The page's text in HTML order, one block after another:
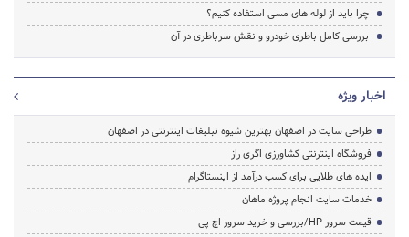
چرا باید از لوله های مسی استفاده کنیم؟
بررسی کامل باطری خودرو و نقش سرباطری در آن
اخبار ویژه
طراحی سایت در اصفهان بهترین شیوه تبلیغات اینترنتی در اصفهان
فروشگاه اینترنتی کشاورزی اگری راز
ایده های طلایی برای کسب درآمد از اینستاگرام
خدمات سایت انجام پروژه ماهان
قیمت سرور HP/بررسی و خرید سرور اچ پی